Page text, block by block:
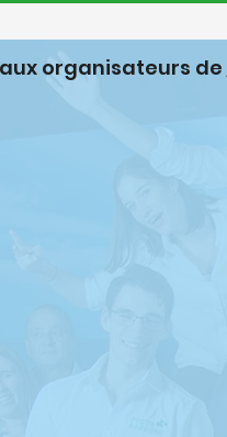
organisateurs de